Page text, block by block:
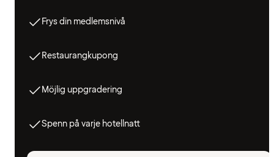
Frys din medlemsnivå
Restaurangkupong
Möjlig uppgradering
Spenn på varje hotellnatt